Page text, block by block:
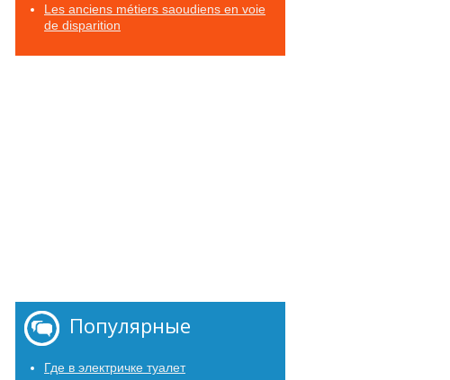
Les anciens métiers saoudiens en voie
de disparition
Популярные
Где в электричке туалет